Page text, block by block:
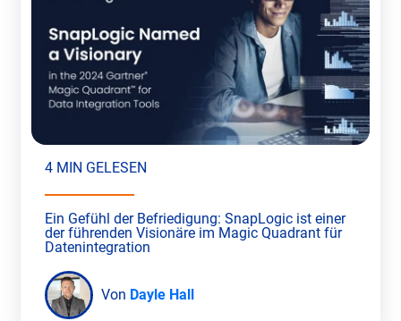
4 MIN GELESEN
Ein Gefühl der Befriedigung: SnapLogic ist einer
der führenden Visionäre im Magic Quadrant für
Datenintegration
Von Dayle Hall